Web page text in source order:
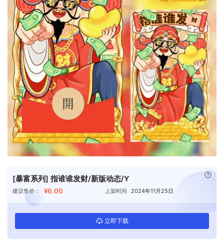
[暴富系列] 指谁谁发财/新版动态/Y
建议售价： ¥6.00 上架时间 2024年11月25日
立即下载
已